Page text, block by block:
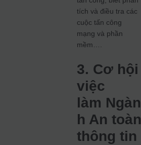
tích và điều tra các
cuộc tấn công
mạng và phần
mềm….
3. Cơ hội
việc
làm Ngàn
h An toàn
thông tin